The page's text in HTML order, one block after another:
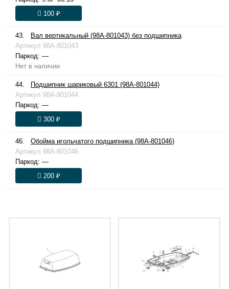
100 ₽
43.
Вал вертикальный (98A-801043) без подшипника
Артикул 98A-801043
Паркод: —
Нет в наличии
44.
Подшипник шариковый 6301 (98A-801044)
Артикул 98A-801044
Паркод: —
300 ₽
46.
Обойма игольчатого подшипника (98A-801046)
Артикул 98A-801046
Паркод: —
200 ₽